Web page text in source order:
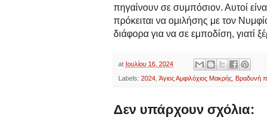
πηγαίνουν σε συμπόσιον. Αυτοί
πρόκειται να ομιλήσης με τον
διάφορα για να σε εμποδίση, γιατί
at Ιουλίου 16, 2024
Labels: 2024 Άγιος Αμφιλόχιος Μακρής Βραδυνή
Δεν υπάρχουν σχόλια: